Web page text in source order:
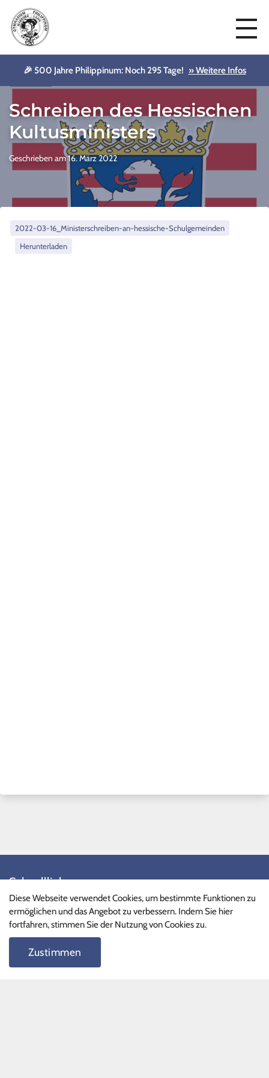
🎉 500 Jahre Philippinum: Noch 295 Tage! » Weitere Infos
Schreiben des Hessischen
Kultusministers
Geschrieben am 16. März 2022
2022-03-16_Ministerschreiben-an-hessische-Schulgemeinden
Herunterladen
Schnelllinks
Ganztagsprogramm
Phille-Shop
FAQ
Schnelllinks II
Diese Webseite verwendet Cookies, um bestimmte Funktionen zu
ermöglichen und das Angebot zu verbessern. Indem Sie hier
fortfahren, stimmen Sie der Nutzung von Cookies zu.
Zustimmen